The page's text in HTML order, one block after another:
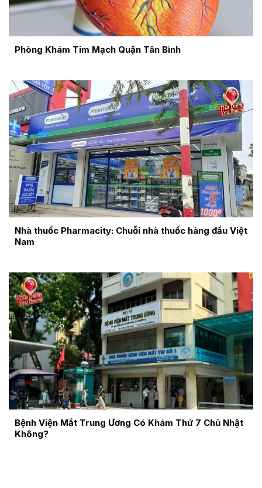
Phòng Khám Tim Mạch Quận Tân Bình
Nhà thuốc Pharmacity: Chuỗi nhà thuốc hàng đầu Việt
Nam
Bệnh Viện Mắt Trung Ương Có Khám Thứ 7 Chủ Nhật
Không?